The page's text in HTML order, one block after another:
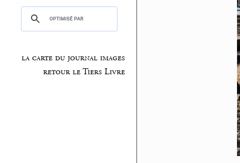
la carte du journal images
retour le Tiers Livre